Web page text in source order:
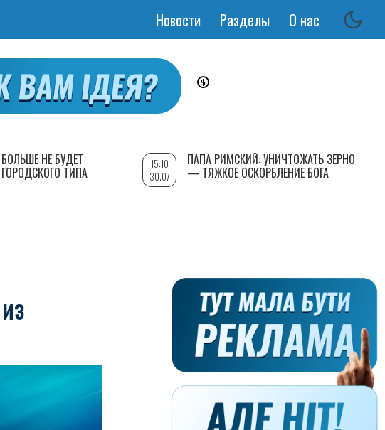
Основная
Новости Разделы О нас
НЕ БУДЕТ
ТИПА
15:10
30.07
ПАПА РИМСКИЙ: УНИЧТОЖАТЬ ЗЕРНО
— ТЯЖКОЕ ОСКОРБЛЕНИЕ БОГА